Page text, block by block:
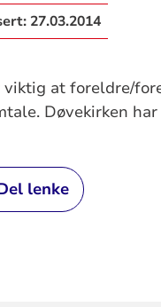
27.03.2014
viktig at foreldre/
Døvekirken
lenke